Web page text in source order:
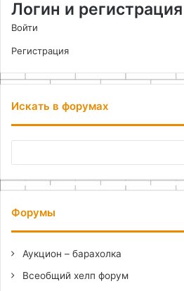
Логин и регистрация
Войти
Регистрация
Искать в форумах
Форумы
Аукцион – барахолка
Всеобщий хелп форум